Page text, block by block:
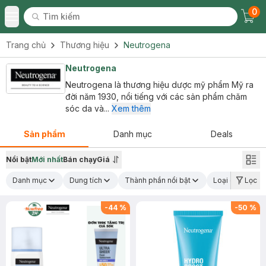
Toggle Menu
Tìm kiếm
Tìm kiếm
0
Trang chủ Thương hiệu Neutrogena
Neutrogena
Neutrogena là thương hiệu dược mỹ phẩm Mỹ ra
đời năm 1930, nổi tiếng với các sản phẩm chăm
sóc da và... Xem thêm
Sản phẩm Danh mục Deals
Nổi bậtMới nhấtBán chạyGiá
Danh mục Dung tích Thành phần nổi bật Loại da Lọc
-44 % -50 %